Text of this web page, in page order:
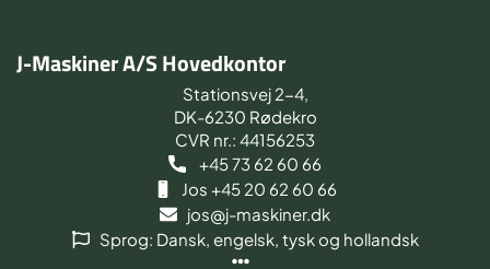
J-Maskiner A/S Hovedkontor
Stationsvej 2-4,
DK-6230 Rødekro
CVR nr.: 44156253
+45 73 62 60 66
Jos +45 20 62 60 66
jos@j-maskiner.dk
Sprog: Dansk, engelsk, tysk og hollandsk